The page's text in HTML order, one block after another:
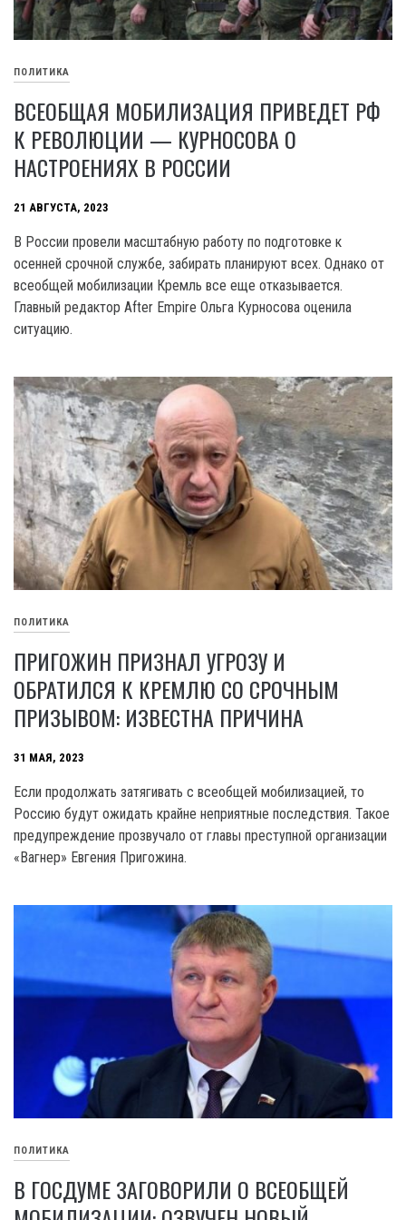
ПОЛИТИКА
ВСЕОБЩАЯ МОБИЛИЗАЦИЯ ПРИВЕДЕТ РФ
К РЕВОЛЮЦИИ — КУРНОСОВА О
НАСТРОЕНИЯХ В РОССИИ
21 АВГУСТА, 2023
В России провели масштабную работу по подготовке к
осенней срочной службе, забирать планируют всех. Однако от
всеобщей мобилизации Кремль все еще отказывается.
Главный редактор After Empire Ольга Курносова оценила
ситуацию.
ПОЛИТИКА
ПРИГОЖИН ПРИЗНАЛ УГРОЗУ И
ОБРАТИЛСЯ К КРЕМЛЮ СО СРОЧНЫМ
ПРИЗЫВОМ: ИЗВЕСТНА ПРИЧИНА
31 МАЯ, 2023
Если продолжать затягивать с всеобщей мобилизацией, то
Россию будут ожидать крайне неприятные последствия. Такое
предупреждение прозвучало от главы преступной организации
«Вагнер» Евгения Пригожина.
ПОЛИТИКА
В ГОСДУМЕ ЗАГОВОРИЛИ О ВСЕОБЩЕЙ